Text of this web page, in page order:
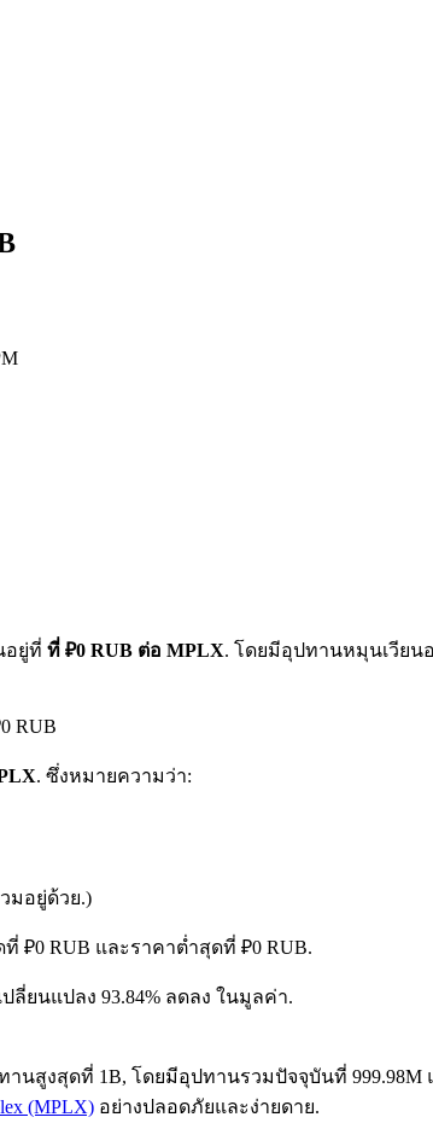
อยู่ที่ ที่ ₽0 RUB ต่อ MPLX. โดยมีอุปทานหมุนเวียน
RUB
. ซึ่งหมายความว่า:
มอยู่ด้วย.)
₽0 RUB และราคาต่ำสุดที่ ₽0 RUB.
ปลี่ยนแปลง 93.84% ลดลง ในมูลค่า.
นสูงสุดที่ 1B, โดยมีอุปทานรวมปัจจุบันที่
(MPLX) อย่างปลอดภัยและง่ายดาย.